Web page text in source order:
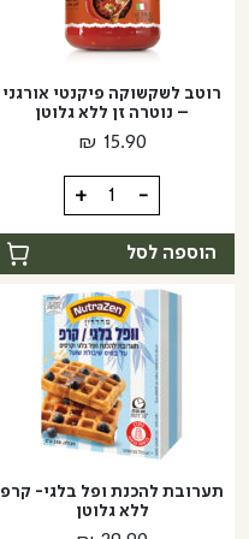
–
נוטרה
רוטב לשקשוקה פיקנטי אורגני
– נוטרה זן ללא גלוטן
₪ 15.90
-
כמות
של
רוטב
לשקשוקה
פיקנטי
אורגני
-
נוטרה
זן
ללא
+
הוספה לסל
תערובת להכנת ופל בלגי- קרפ
ללא גלוטן